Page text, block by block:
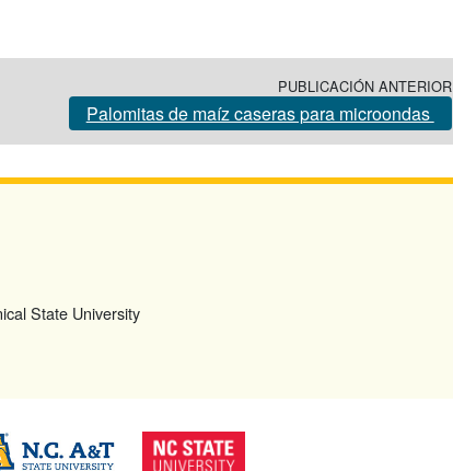
PUBLICACIÓN ANTERIOR
Palomitas de maíz caseras para microondas
State University